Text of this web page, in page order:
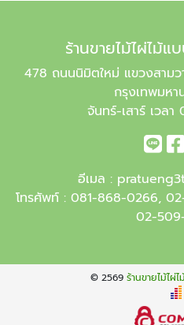
ร้านขายไม้ไผ่ไม้
478 ถนนนิมิตใหม่ แขวงสาม
กรุงเทพมหา
จันทร์-เสาร์ เวล
อีเมล :
โทรศัพท์ : 081-868-0266,
02-
© 2569ร้านขายไม้ไ